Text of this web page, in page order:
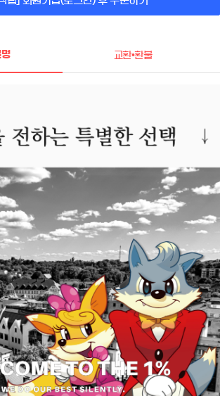
교환•환불